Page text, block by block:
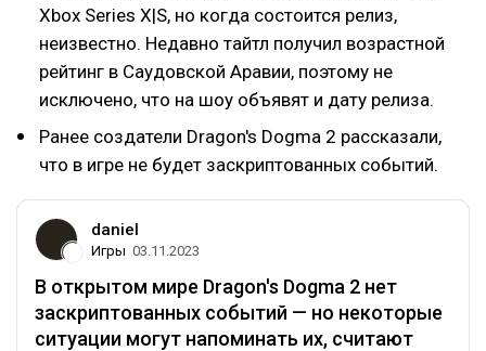
Xbox Series X|S, но когда состоится релиз,
неизвестно. Недавно тайтл получил возрастной
рейтинг в Саудовской Аравии, поэтому не
исключено, что на шоу объявят и дату релиза.
Ранее создатели Dragon's Dogma 2 рассказали,
что в игре не будет заскриптованных событий.
daniel
Игры 03.11.2023
В открытом мире Dragon's Dogma 2 нет
заскриптованных событий — но некоторые
ситуации могут напоминать их, считают